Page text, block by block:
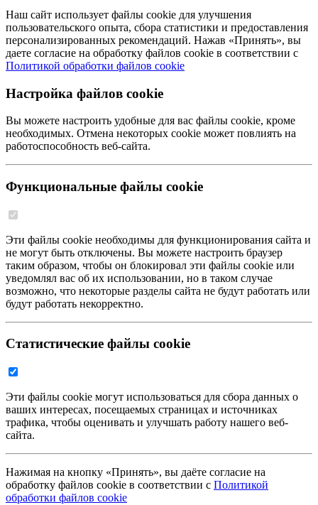
Наш сайт использует файлы cookie для улучшения
пользовательского опыта, сбора статистики и предоставления
персонализированных рекомендаций. Нажав «Принять», вы
даете согласие на обработку файлов cookie в соответствии с
Политикой обработки файлов cookie
Настройка файлов cookie
Вы можете настроить удобные для вас файлы cookie, кроме
необходимых. Отмена некоторых cookie может повлиять на
работоспособность веб-сайта.
Функциональные файлы cookie
Эти файлы cookie необходимы для функционирования сайта и
не могут быть отключены. Вы можете настроить браузер
таким образом, чтобы он блокировал эти файлы cookie или
уведомлял вас об их использовании, но в таком случае
возможно, что некоторые разделы сайта не будут работать или
будут работать некорректно.
Статистические файлы cookie
Эти файлы cookie могут использоваться для сбора данных о
ваших интересах, посещаемых страницах и источниках
трафика, чтобы оценивать и улучшать работу нашего веб-
сайта.
Нажимая на кнопку «Принять», вы даёте согласие на
обработку файлов cookie в соответствии с Политикой
обработки файлов cookie